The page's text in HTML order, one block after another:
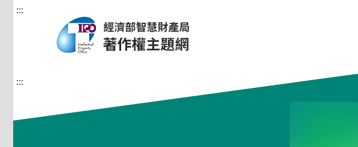
:::
:::